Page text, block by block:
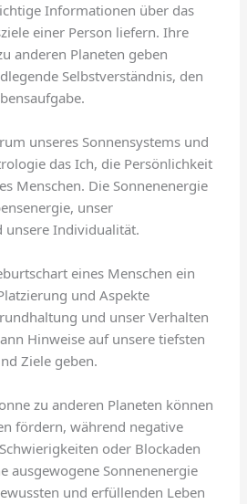
Informationen über das
einer Person liefern. Ihre
anderen Planeten geben
Selbstverständnis, den
unseres Sonnensystems und
das Ich, die Persönlichkeit
Menschen. Die Sonnenenergie
unser
unsere Individualität.
eines Menschen ein
und Aspekte
und unser Verhalten
Hinweise auf unsere tiefsten
Ziele geben.
zu anderen Planeten können
fördern, während negative
oder Blockaden
ausgewogene Sonnenenergie
und erfüllenden Leben